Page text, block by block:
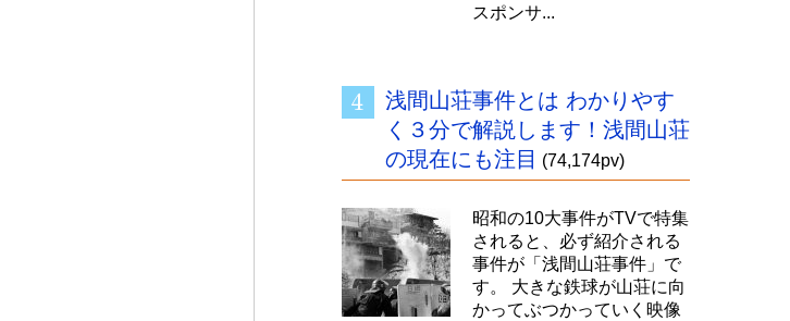
スポンサ...
浅間山荘事件とは わかりやす
く３分で解説します！浅間山荘
の現在にも注目 (74,174pv)
昭和の10大事件がTVで特集
されると、必ず紹介される
事件が「浅間山荘事件」で
す。 大きな鉄球が山荘に向
かってぶつかっていく映像